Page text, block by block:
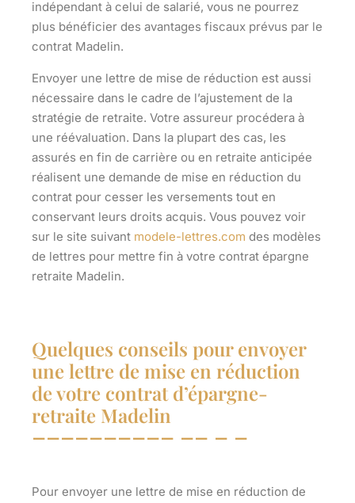
indépendant à celui de salarié, vous ne pourrez
plus bénéficier des avantages fiscaux prévus par le
contrat Madelin.
Envoyer une lettre de mise de réduction est aussi
nécessaire dans le cadre de l’ajustement de la
stratégie de retraite. Votre assureur procédera à
une réévaluation. Dans la plupart des cas, les
assurés en fin de carrière ou en retraite anticipée
réalisent une demande de mise en réduction du
contrat pour cesser les versements tout en
conservant leurs droits acquis. Vous pouvez voir
sur le site suivant modele-lettres.com des modèles
de lettres pour mettre fin à votre contrat épargne
retraite Madelin.
Quelques conseils pour envoyer
une lettre de mise en réduction
de votre contrat d’épargne-
retraite Madelin
Pour envoyer une lettre de mise en réduction de